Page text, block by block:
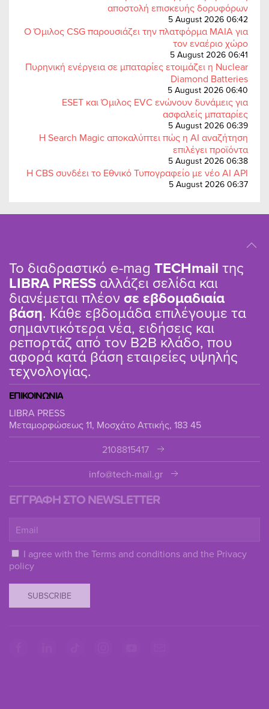
αποστολή επισκευής δορυφόρων
5 August 2026 06:42
Ο Όμιλος CSG παρουσιάζει την πλατφόρμα MAIA για
τον εναέριο χώρο
5 August 2026 06:41
Πυρηνική ενέργεια σε μπαταρίες ετοιμάζει η Nuclear
Diamond Batteries
5 August 2026 06:40
ESET και Όμιλος EVC ενώνουν δυνάμεις για
ασφαλείς μπαταρίες
5 August 2026 06:39
Η Search Magic αποκαλύπτει πώς η AI αναζήτηση
επιλέγει προϊόντα
5 August 2026 06:38
Η CBS συνδέει το Εθνικό Τυπογραφείο με νέο AI API
5 August 2026 06:37
Το διαδραστικό e-mag TΕCHmail της
LIBRA PRESS αλλάζει σελίδα και
διανέμεται πλέον σε εβδομαδιαία
βάση. Κάθε εβδομάδα επιλέγουμε τα
σημαντικότερα νέα, ειδήσεις και
ρεπορτάζ από τον B2B κλάδο, που
αφορά κατά βάση εταιρείες υψηλής
τεχνολογίας.
ΕΠΙΚΟΙΝΩΝΙΑ
LIBRA PRESS
Μεταμορφώσεως 11, Μοσχάτο Αττικής, 183 45
2108815417
info@tech-mail.gr
ΕΓΓΡΑΦΗ ΣΤΟ NEWSLETTER
I agree with the Terms and conditions and the Privacy
policy
SUBSCRIBE